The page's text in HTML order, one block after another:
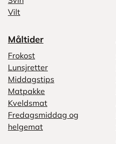
Vilt
Måltider
Frokost
Lunsjretter
Middagstips
Matpakke
Kveldsmat
Fredagsmiddag og
helgemat